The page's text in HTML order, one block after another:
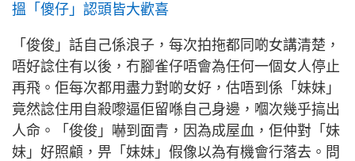
搵「傻仔」認頭皆大歡喜
「俊俊」話自己係浪子，每次拍拖都同啲女講清楚，
唔好諗住有以後，冇腳雀仔唔會為任何一個女人停止
再飛。佢每次都用盡力對啲女好，估唔到係「妹妹」
竟然諗住用自殺嚟逼佢留喺自己身邊，嗰次幾乎搞出
人命。「俊俊」嚇到面青，因為成屋血，佢仲對「妹
妹」好照顧，畀「妹妹」假像以為有機會行落去。問